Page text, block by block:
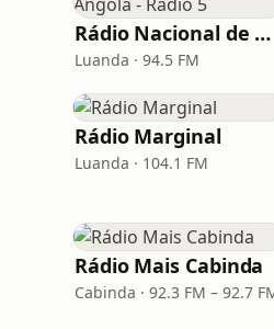
Rádio Nacional de Angola - Rádio 5
Luanda · 94.5 FM
Rádio Marginal
Luanda · 104.1 FM
Rádio Mais Cabinda
Cabinda · 92.3 FM – 92.7